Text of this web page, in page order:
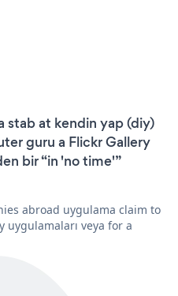
stab at kendin yap (diy)
guru a Flickr Gallery
bir “in 'no time'”
abroad uygulama claim to
uygulamaları veya for a